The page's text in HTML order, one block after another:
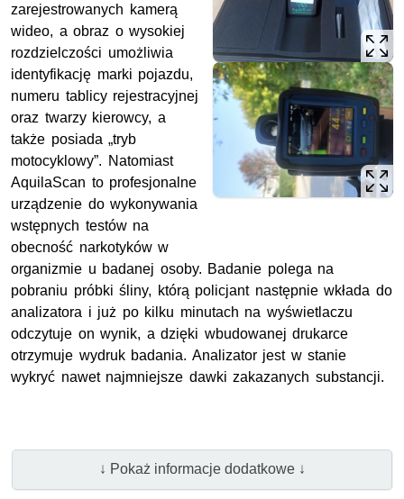
zarejestrowanych kamerą
wideo, a obraz o wysokiej
rozdzielczości umożliwia
identyfikację marki pojazdu,
numeru tablicy rejestracyjnej
oraz twarzy kierowcy, a
także posiada „tryb
motocyklowy”. Natomiast
AquilaScan to profesjonalne
urządzenie do wykonywania
wstępnych testów na
obecność narkotyków w
organizmie u badanej osoby. Badanie polega na
pobraniu próbki śliny, którą policjant następnie wkłada do
analizatora i już po kilku minutach na wyświetlaczu
odczytuje on wynik, a dzięki wbudowanej drukarce
otrzymuje wydruk badania. Analizator jest w stanie
wykryć nawet najmniejsze dawki zakazanych substancji.
↓ Pokaż informacje dodatkowe ↓